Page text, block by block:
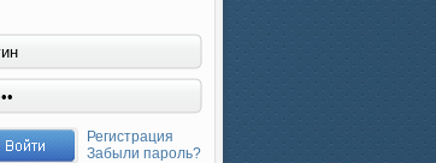
Регистрация
Забыли пароль?